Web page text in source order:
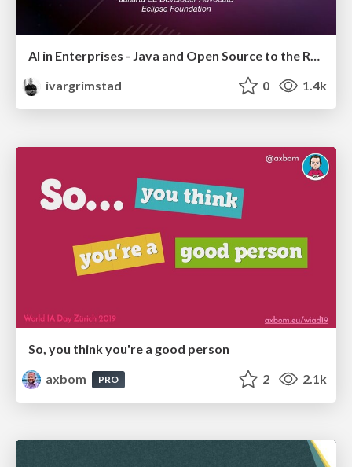
AI in Enterprises - Java and Open Source to the Rescue
ivargrimstad
0 1.4k
So, you think you're a good person
axbom
PRO 2 2.1k